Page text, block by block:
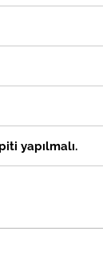
yapılmalı.